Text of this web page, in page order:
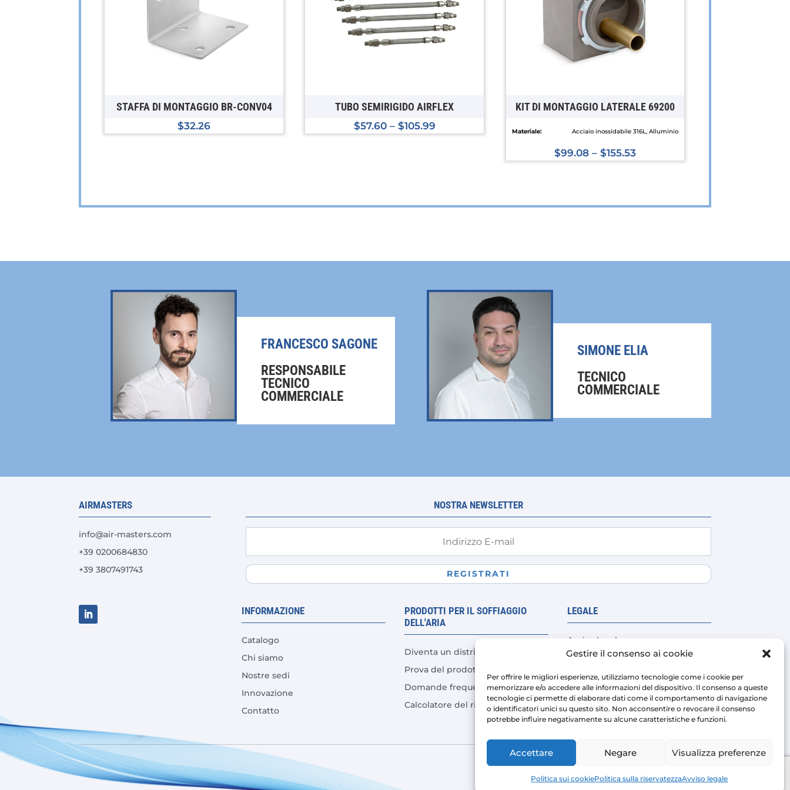
Gestire il consenso ai cookie
Per offrire le migliori esperienze, utilizziamo tecnologie come i cookie per
memorizzare e/o accedere alle informazioni del dispositivo. Il consenso a queste
tecnologie ci permette di elaborare dati come il comportamento di navigazione
o identificatori unici su questo sito. Non acconsentire o revocare il consenso
potrebbe influire negativamente su alcune caratteristiche e funzioni.
Accettare Negare Visualizza preferenze
Politica sui cookiePolitica sulla riservatezzaAvviso legale
STAFFA DI MONTAGGIO BR-CONV04
$32.26
TUBO SEMIRIGIDO AIRFLEX
$57.60– $105.99
essere
KIT DI MONTAGGIO LATERALE 69200
Materiale: Acciaio inossidabile 316L, Alluminio
$99.08– $155.53
opzioni
del
FRANCESCO SAGONE
RESPONSABILE
TECNICO
COMMERCIALE
SIMONE ELIA
TECNICO
COMMERCIALE
AIRMASTERS
info@air-masters.com
+39 0200684830
+39 3807491743
NOSTRA NEWSLETTER
REGISTRATI
INFORMAZIONE
Catalogo
Chi siamo
Nostre sedi
Innovazione
Contatto
PRODOTTI PER IL SOFFIAGGIO
DELL'ARIA
Diventa un distributore
Prova del prodotto
Domande frequenti
Calcolatore del risparmio sui costi
LEGALE
Avviso legale
Politica sulla riservatezza
Condizioni di vendita della
piattaforma
Politica sui cookie
Copyright © 2026 | AIRMASTERS TECHNOLOGY SL